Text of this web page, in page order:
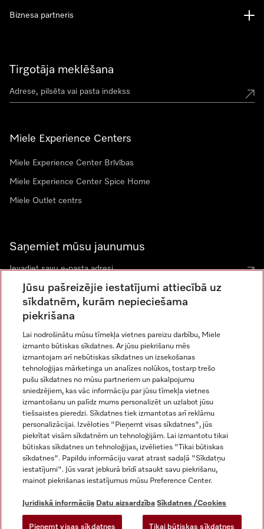
Tirgotāja meklēšana
Miele Experience Centers
Miele Experience Center Brīvības
Miele Experience Center Spice Home
Miele Outlet centrs
Saņemiet mūsu jaunumus
Biznesa partneris
Juridiskā informācija
Vispārējie darījumu noteikumi
Datu aizsardzība
Lietošanas noteikumi
Miele paziņojums par pieejamību
Digitālo pakalpojumu likums
Miele vietnē Instagram
Miele vietnē Facebook
Miele vietnē Youtube
Jūsu pašreizējie iestatījumi attiecībā uz
sīkdatnēm, kurām nepieciešama
piekrišana
Lai nodrošinātu mūsu tīmekļa vietnes pareizu darbību, Miele
izmanto būtiskas sīkdatnes. Ar jūsu piekrišanu mēs
izmantojam arī nebūtiskas sīkdatnes un izsekošanas
tehnoloģijas mārketinga un analīzes nolūkos, tostarp trešo
pušu sīkdatnes no mūsu partneriem un pakalpojumu
sniedzējiem, kas vāc informāciju par jūsu tīmekļa vietnes
izmantošanu un palīdz mums personalizēt un uzlabot jūsu
tiešsaistes pieredzi. Sīkdatnes tiek izmantotas arī reklāmu
personalizācijai. Izvēloties "Pieņemt visas sīkdatnes", jūs
piekrītat visām sīkdatnēm un tehnoloģijām. Lai izmantotu tikai
būtiskas sīkdatnes un tehnoloģijas, izvēlieties "Tikai būtiskas
sīkdatnes". Papildu informāciju varat atrast sadaļā "Sīkdatņu
iestatījumi". Jūs varat jebkurā brīdī atsaukt savu piekrišanu,
mainot piekrišanas iestatījumus mūsu Preference Center.
Juridiskā informācija Datu aizsardzība Sīkdatnes /Cookies
Pieņemt visas sīkdatnes Tikai būtiskas sīkdatnes